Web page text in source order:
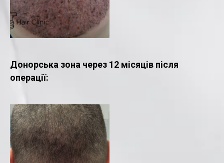
Донорська зона через 12 місяців після
операції: